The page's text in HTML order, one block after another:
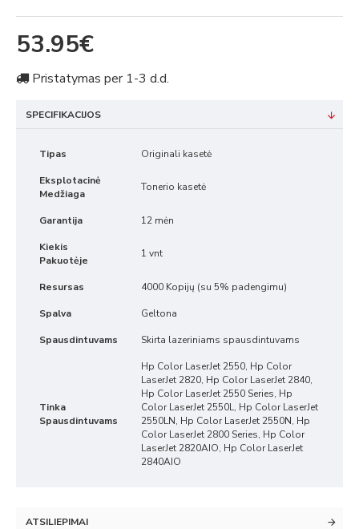
53.95€
Pristatymas per 1-3 d.d.
SPECIFIKACIJOS
Tipas Originali kasetė
Eksplotacinė
Medžiaga
Tonerio kasetė
Garantija 12 mėn
Kiekis
Pakuotėje
1 vnt
Resursas 4000 Kopijų (su 5% padengimu)
Spalva Geltona
Spausdintuvams Skirta lazeriniams spausdintuvams
Tinka
Spausdintuvams
Hp Color LaserJet 2550, Hp Color
LaserJet 2820, Hp Color LaserJet 2840,
Hp Color LaserJet 2550 Series, Hp
Color LaserJet 2550L, Hp Color LaserJet
2550LN, Hp Color LaserJet 2550N, Hp
Color LaserJet 2800 Series, Hp Color
LaserJet 2820AIO, Hp Color LaserJet
2840AIO
ATSILIEPIMAI